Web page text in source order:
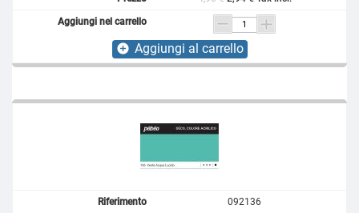
add_circle Aggiungi al carrello
092136